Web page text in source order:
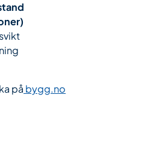
på bygg.no